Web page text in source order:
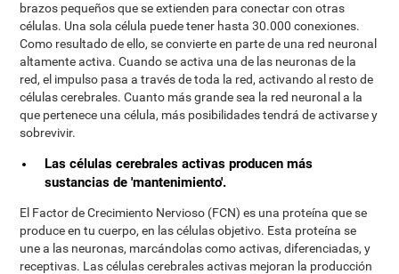
brazos pequeños que se extienden para conectar con otras
células. Una sola célula puede tener hasta 30.000 conexiones.
Como resultado de ello, se convierte en parte de una red neuronal
altamente activa. Cuando se activa una de las neuronas de la
red, el impulso pasa a través de toda la red, activando al resto de
células cerebrales. Cuanto más grande sea la red neuronal a la
que pertenece una célula, más posibilidades tendrá de activarse y
sobrevivir.
Las células cerebrales activas producen más
sustancias de 'mantenimiento'.
El Factor de Crecimiento Nervioso (FCN) es una proteína que se
produce en tu cuerpo, en las células objetivo. Esta proteína se
une a las neuronas, marcándolas como activas, diferenciadas, y
receptivas. Las células cerebrales activas mejoran la producción